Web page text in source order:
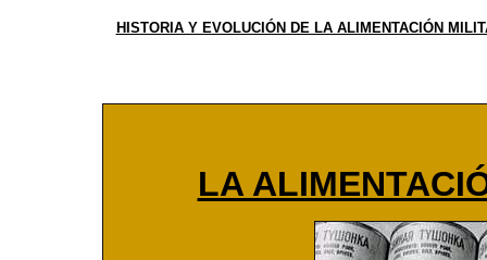
HISTORIA Y EVOLUCIÓN DE LA ALIMENTACIÓN
LA